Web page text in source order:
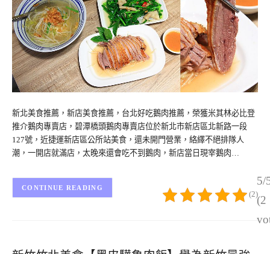
新北美食推薦，新店美食推薦，台北好吃鵝肉推薦，榮獲米其林必比登
推介鵝肉專賣店，碧潭橋頭鵝肉專賣店位於新北市新店區北新路一段
127號，近捷運新店區公所站美食，還未開門營業，絡繹不絕排隊人
潮，一開店就滿店，太晚來還會吃不到鵝肉，新店當日現宰鵝肉…
5/
(2
(2)
CONTINUE READING